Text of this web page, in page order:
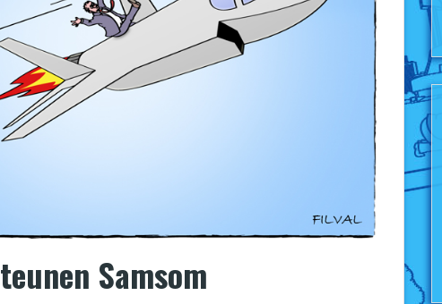
Samsom